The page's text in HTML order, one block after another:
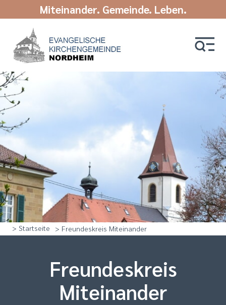
Miteinander. Gemeinde. Leben.
> Startseite > Freundeskreis Miteinander
Freundeskreis
Miteinander